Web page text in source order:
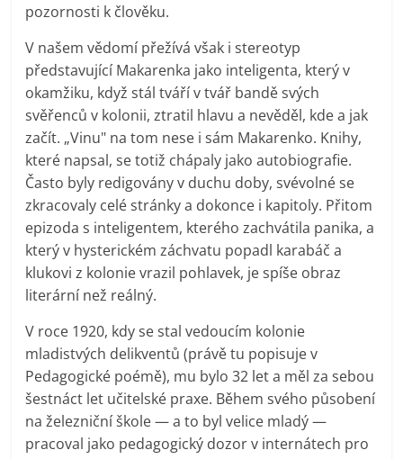
pozornosti k člověku.
V našem vědomí přežívá však i stereotyp
představující Makarenka jako inteligenta, který v
okamžiku, když stál tváří v tvář bandě svých
svěřenců v kolonii, ztratil hlavu a nevěděl, kde a jak
začít. „Vinu" na tom nese i sám Makarenko. Knihy,
které napsal, se totiž chápaly jako autobiografie.
Často byly redigovány v duchu doby, svévolné se
zkracovaly celé stránky a dokonce i kapitoly. Přitom
epizoda s inteligentem, kterého zachvátila panika, a
který v hysterickém záchvatu popadl karabáč a
klukovi z kolonie vrazil pohlavek, je spíše obraz
literární než reálný.
V roce 1920, kdy se stal vedoucím kolonie
mladistvých delikventů (právě tu popisuje v
Pedagogické poémě), mu bylo 32 let a měl za sebou
šestnáct let učitelské praxe. Během svého působení
na železniční škole — a to byl velice mladý —
pracoval jako pedagogický dozor v internátech pro